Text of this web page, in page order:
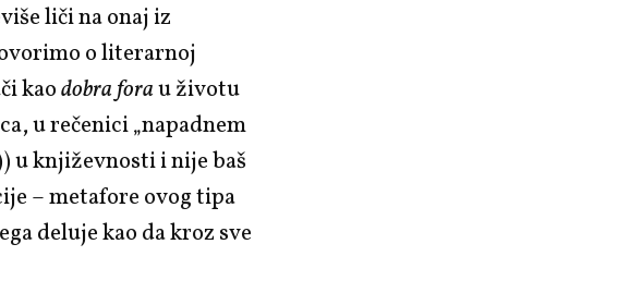
liči na onaj iz
o literarnoj
kaodobra forau životu
u rečenici „napadnem
u književnosti i nije baš
– metafore ovog tipa
deluje kao da kroz sve